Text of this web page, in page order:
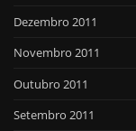
Dezembro 2011
Novembro 2011
Outubro 2011
Setembro 2011